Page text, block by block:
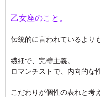
乙女座のこと。
伝統的に言われているより
繊細で、完璧主義。
ロマンチストで、内向的な
こだわりが個性の表れと考